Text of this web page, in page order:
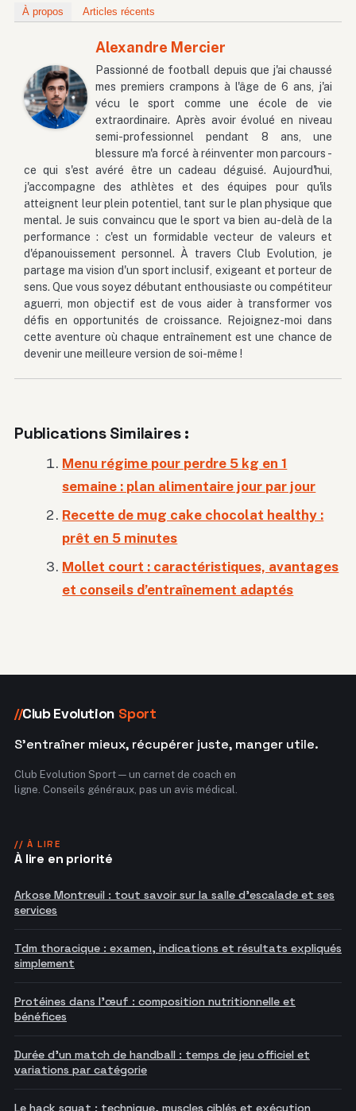
À propos Articles récents
Alexandre Mercier
Passionné de football depuis que j'ai chaussé
mes premiers crampons à l'âge de 6 ans, j'ai
vécu le sport comme une école de vie
extraordinaire. Après avoir évolué en niveau
semi-professionnel pendant 8 ans, une
blessure m'a forcé à réinventer mon parcours -
ce qui s'est avéré être un cadeau déguisé. Aujourd'hui,
j'accompagne des athlètes et des équipes pour qu'ils
atteignent leur plein potentiel, tant sur le plan physique que
mental. Je suis convaincu que le sport va bien au-delà de la
performance : c'est un formidable vecteur de valeurs et
d'épanouissement personnel. À travers Club Evolution, je
partage ma vision d'un sport inclusif, exigeant et porteur de
sens. Que vous soyez débutant enthousiaste ou compétiteur
aguerri, mon objectif est de vous aider à transformer vos
défis en opportunités de croissance. Rejoignez-moi dans
cette aventure où chaque entraînement est une chance de
devenir une meilleure version de soi-même !
Publications Similaires :
Menu régime pour perdre 5 kg en 1
semaine : plan alimentaire jour par jour
Recette de mug cake chocolat healthy :
prêt en 5 minutes
Mollet court : caractéristiques, avantages
et conseils d’entraînement adaptés
//Club Evolution Sport
S'entraîner mieux, récupérer juste, manger utile.
Club Evolution Sport — un carnet de coach en
ligne. Conseils généraux, pas un avis médical.
// À LIRE
À lire en priorité
Arkose Montreuil : tout savoir sur la salle d'escalade et ses
services
Tdm thoracique : examen, indications et résultats expliqués
simplement
Protéines dans l'œuf : composition nutritionnelle et
bénéfices
Durée d'un match de handball : temps de jeu officiel et
variations par catégorie